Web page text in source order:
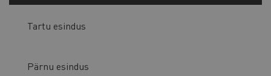
Tartu esindus
Pärnu esindus